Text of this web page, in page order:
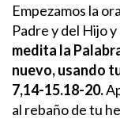
Empezamos la
Padre y del Hijo
medita la
nuevo, usando
7,14-15.18-20.
al rebaño de tu